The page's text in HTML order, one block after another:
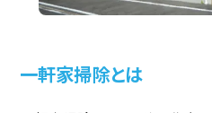
一軒家掃除とは